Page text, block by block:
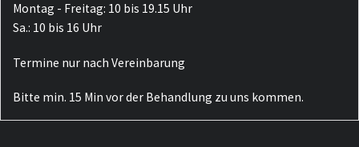
Montag - Freitag: 10 bis 19.15 Uhr
Sa.: 10 bis 16 Uhr
Termine nur nach Vereinbarung
Bitte min. 15 Min vor der Behandlung zu uns kommen.